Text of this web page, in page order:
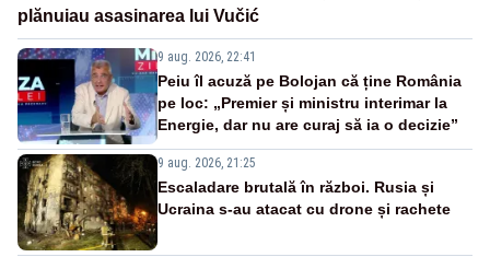
plănuiau asasinarea lui Vučić
9 aug. 2026, 22:41
Peiu îl acuză pe Bolojan că ține România
pe loc: „Premier și ministru interimar la
Energie, dar nu are curaj să ia o decizie”
9 aug. 2026, 21:25
Escaladare brutală în război. Rusia și
Ucraina s-au atacat cu drone și rachete